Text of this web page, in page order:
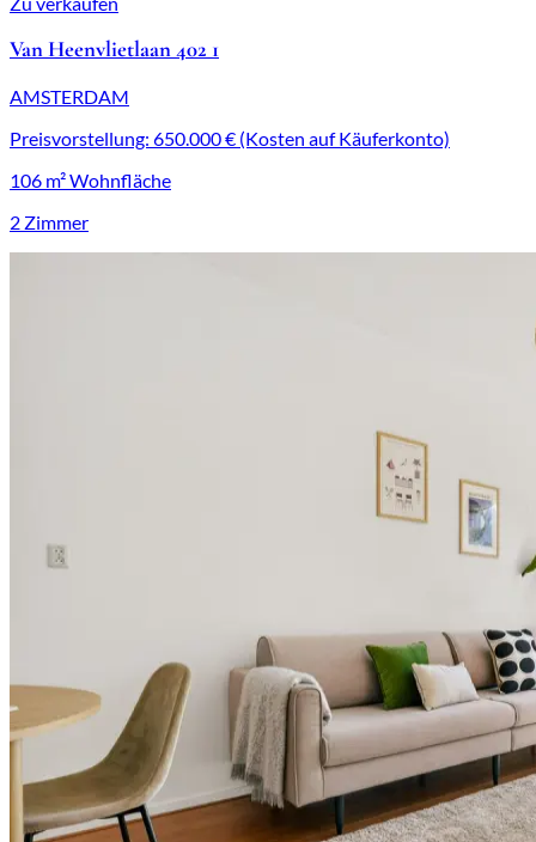
Van Heenvlietlaan 402 1
AMSTERDAM
Preisvorstellung: 650.000 € (Kosten auf Käuferkonto)
106 m² Wohnfläche
2 Zimmer